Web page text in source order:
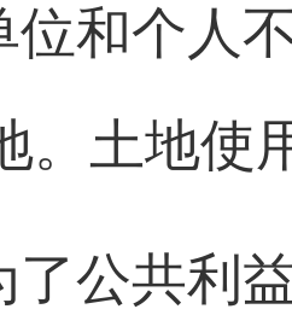
位和个人
。土地使
了公共利